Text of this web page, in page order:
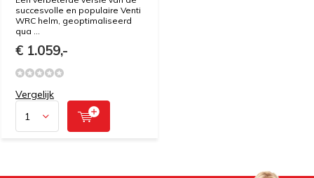
succesvolle en populaire Venti
WRC helm, geoptimaliseerd
qua ...
€ 1.059,-
Vergelijk